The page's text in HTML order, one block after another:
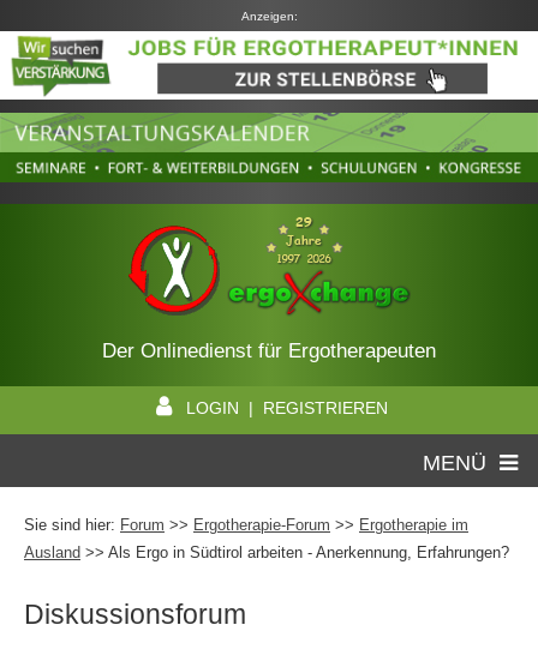
Anzeigen:
Der Onlinedienst für Ergotherapeuten
LOGIN | REGISTRIEREN
MENÜ
Sie sind hier: Forum >> Ergotherapie-Forum >> Ergotherapie im
Ausland >> Als Ergo in Südtirol arbeiten - Anerkennung, Erfahrungen?
Diskussionsforum